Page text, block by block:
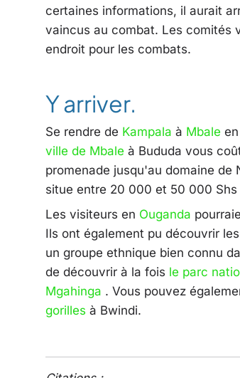
certaines informations, il aurait
vaincus au combat. Les comités
endroit pour les combats.
Y arriver.
Se rendre de Kampala à Mbale
ville de Mbale à Bududa vous
promenade jusqu'au domaine de
situe entre 20 000 et 50 000 Shs
Les visiteurs en Ouganda
Ils ont également pu découvrir
un groupe ethnique bien connu
de découvrir à la fois le parc
Mgahinga . Vous pouvez
gorilles à Bwindi.